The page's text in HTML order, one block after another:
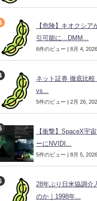
【危険】キオクシア
引可能に…DMM...
6件のビュー | 8月 4,
ネット証券 徹底比
vs...
5件のビュー | 2月 26,
【衝撃】SpaceX宇
ーにNVIDI...
5件のビュー | 8月 5,
28年ぶり日米協調介
のか｜1998年...